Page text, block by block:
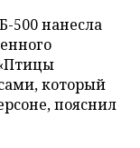
500 нанесла
который
пояснил